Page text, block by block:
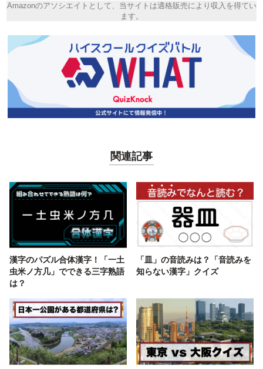
Amazonのアソシエイトとして、当サイトは適格販売により収入を得てい
ます。
関連記事
漢字のパズル合体漢字！「一土
虫米ノ方几」でできる三字熟語
は？
「皿」の音読みは？「音読みを
知らない漢字」クイズ